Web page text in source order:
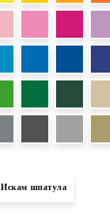
Искам шпатула